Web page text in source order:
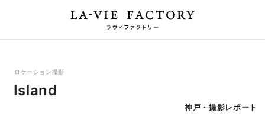
ロケーション撮影
Island
神戸・撮影レポート